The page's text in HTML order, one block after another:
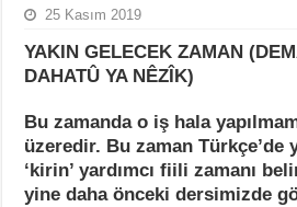
25 Kasım 2019
YAKIN GELECEK ZAMAN
DAHATÛ YA NÊZÎK)
Bu zamanda o iş hala
üzeredir. Bu zaman Türkçe’de
‘kirin’ yardımcı fiili zamanı
yine daha önceki dersimizde